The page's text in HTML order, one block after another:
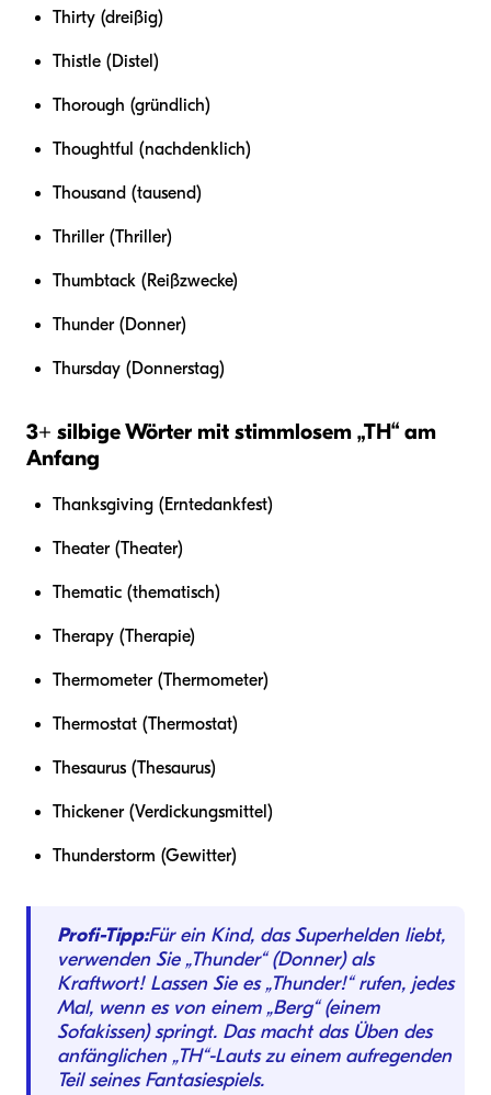
Thirty (dreißig)
Thistle (Distel)
Thorough (gründlich)
Thoughtful (nachdenklich)
Thousand (tausend)
Thriller (Thriller)
Thumbtack (Reißzwecke)
Thunder (Donner)
Thursday (Donnerstag)
3+ silbige Wörter mit stimmlosem „TH“ am
Anfang
Thanksgiving (Erntedankfest)
Theater (Theater)
Thematic (thematisch)
Therapy (Therapie)
Thermometer (Thermometer)
Thermostat (Thermostat)
Thesaurus (Thesaurus)
Thickener (Verdickungsmittel)
Thunderstorm (Gewitter)
Profi-Tipp:Für ein Kind, das Superhelden liebt,
verwenden Sie „Thunder“ (Donner) als
Kraftwort! Lassen Sie es „Thunder!“ rufen, jedes
Mal, wenn es von einem „Berg“ (einem
Sofakissen) springt. Das macht das Üben des
anfänglichen „TH“-Lauts zu einem aufregenden
Teil seines Fantasiespiels.